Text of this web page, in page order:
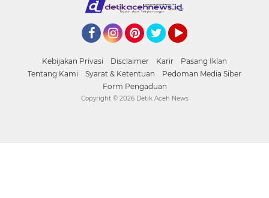
Kebijakan Privasi Disclaimer Karir
Pasang Iklan
Tentang Kami
Syarat & Ketentuan
Pedoman Media Siber
Form Pengaduan
Copyright © 2026 Detik Aceh News